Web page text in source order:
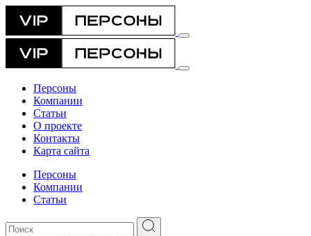
Персоны
Компании
Статьи
О проекте
Контакты
Карта сайта
Персоны
Компании
Статьи